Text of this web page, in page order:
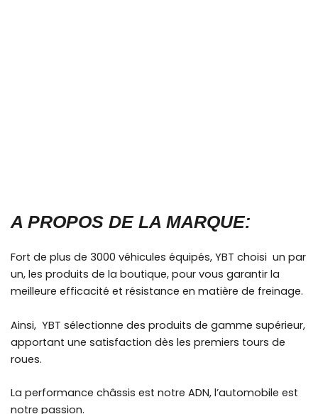
A PROPOS DE LA MARQUE:
Fort de plus de 3000 véhicules équipés, YBT choisi un par
un, les produits de la boutique, pour vous garantir la
meilleure efficacité et résistance en matière de freinage.
Ainsi, YBT sélectionne des produits de gamme supérieur,
apportant une satisfaction dès les premiers tours de
roues.
La performance châssis est notre ADN, l’automobile est
notre passion.